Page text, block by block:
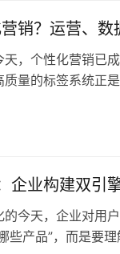
销？运营、数
，个性化营销已
量的标签系统正
企业构建双引
今天，企业对用
些产品”，而是要